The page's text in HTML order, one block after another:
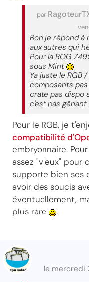
par
Bon je répond à
aux autres qui
Pour la ROG
sous Mint
Ya juste le RGB
composants
crate pas dispo
c'est pas
Pour le RGB, je
compatibilité
embryonnaire.
assez "vieux" pour
supporte bien ses
avoir des soucis
éventuellement,
plus rare
.
le mercredi